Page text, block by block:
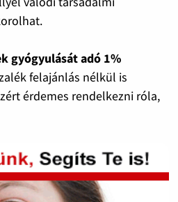
gyógyulását adó 1%
felajánlás nélkül is
érdemes rendelkezni róla,